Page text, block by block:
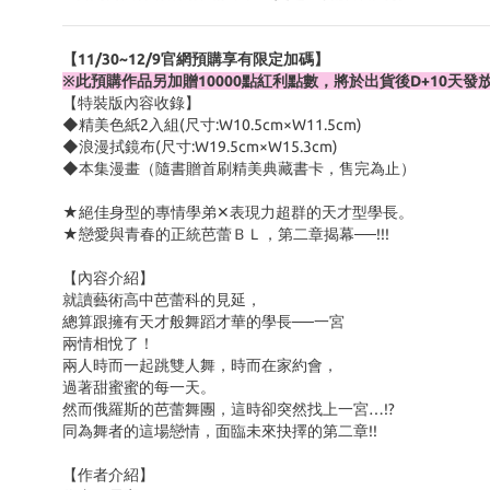
【11/30~12/9官網預購享有限定加碼】
※此預購作品另加贈10000點紅利點數，將於出貨後D+10天發
【特裝版內容收錄】
◆精美色紙2入組(尺寸:W10.5cm×W11.5cm)
◆浪漫拭鏡布(尺寸:W19.5cm×W15.3cm)
◆本集漫畫（隨書贈首刷精美典藏書卡，售完為止）
★絕佳身型的專情學弟✕表現力超群的天才型學長。
★戀愛與青春的正統芭蕾ＢＬ，第二章揭幕──!!!
【內容介紹】
就讀藝術高中芭蕾科的見延，
總算跟擁有天才般舞蹈才華的學長──一宮
兩情相悅了！
兩人時而一起跳雙人舞，時而在家約會，
過著甜蜜蜜的每一天。
然而俄羅斯的芭蕾舞團，這時卻突然找上一宮…!?
同為舞者的這場戀情，面臨未來抉擇的第二章!!
【作者介紹】